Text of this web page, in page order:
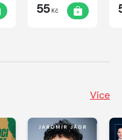
okamžiky
českého
55Kč
Více